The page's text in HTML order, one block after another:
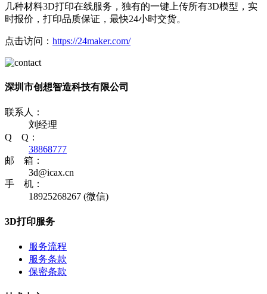
几种材料3D打印在线服务，独有的一键上传所有3D模型，实
时报价，打印品质保证，最快24小时交货。
点击访问： https://24maker.com/
深圳市创想智造科技有限公司
联系人：
刘经理
Q Q：
38868777
邮 箱：
3d@icax.cn
手 机：
18925268267 (微信)
3D打印服务
服务流程
服务条款
保密条款